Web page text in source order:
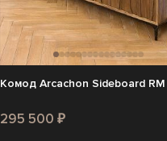
Комод Arcachon Sideboard RM
295 500 ₽